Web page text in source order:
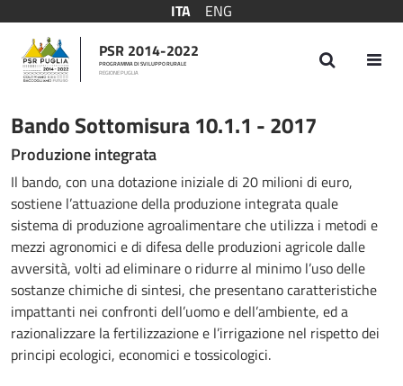
ITA
ENG
PSR 2014-2022
PROGRAMMA DI SVILUPPO RURALE
REGIONE PUGLIA
Bando Sottomisura 10.1.1 - 2017
Bando Sottomisura 10.1.1 - 2017
Produzione integrata
Il bando, con una dotazione iniziale di 20 milioni di euro,
sostiene l’attuazione della produzione integrata quale
sistema di produzione agroalimentare che utilizza i metodi e
mezzi agronomici e di difesa delle produzioni agricole dalle
avversità, volti ad eliminare o ridurre al minimo l’uso delle
sostanze chimiche di sintesi, che presentano caratteristiche
impattanti nei confronti dell’uomo e dell’ambiente, ed a
razionalizzare la fertilizzazione e l’irrigazione nel rispetto dei
principi ecologici, economici e tossicologici.